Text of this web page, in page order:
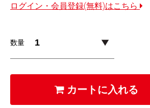
ログイン・会員登録(無料)はこちら
数量
カートに入れる